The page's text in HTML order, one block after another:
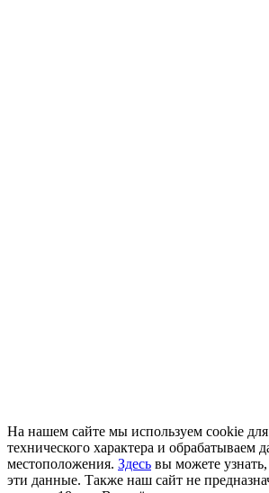
На нашем сайте мы используем cookie
технического характера и обрабатываем
местоположения. Здесь вы можете
эти данные. Также наш сайт не